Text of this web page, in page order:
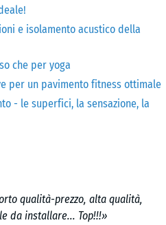
e isolamento acustico della
che per yoga
per un pavimento fitness ottimale
- le superfici, la sensazione, la
qualità-prezzo, alta qualità,
da installare... Top!!!»